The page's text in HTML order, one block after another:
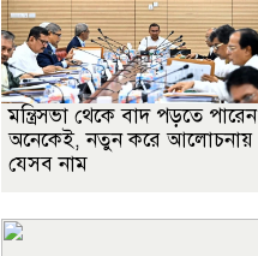
মন্ত্রিসভা থেকে বাদ পড়তে পারেন
অনেকেই, নতুন করে আলোচনায়
যেসব নাম